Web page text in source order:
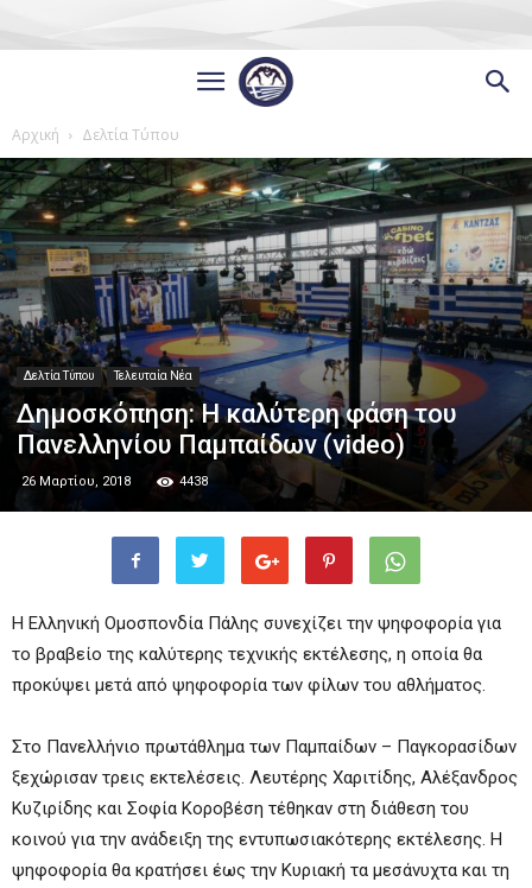
Αρχική Δελτία Τύπου
Δελτία Τύπου Τελευταία Νέα
Δημοσκόπηση: Η καλύτερη φάση του
Πανελληνίου Παμπαίδων (video)
26 Μαρτίου, 2018 4438
Η Ελληνική Ομοσπονδία Πάλης συνεχίζει την ψηφοφορία για
το βραβείο της καλύτερης τεχνικής εκτέλεσης, η οποία θα
προκύψει μετά από ψηφοφορία των φίλων του αθλήματος.
Στο Πανελλήνιο πρωτάθλημα των Παμπαίδων – Παγκορασίδων
ξεχώρισαν τρεις εκτελέσεις. Λευτέρης Χαριτίδης, Αλέξανδρος
Κυζιρίδης και Σοφία Κοροβέση τέθηκαν στη διάθεση του
κοινού για την ανάδειξη της εντυπωσιακότερης εκτέλεσης. Η
ψηφοφορία θα κρατήσει έως την Κυριακή τα μεσάνυχτα και τη